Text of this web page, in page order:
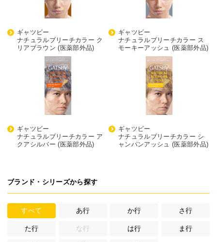
ギャツビー
ナチュラルブリーチカラー ク
リアブラウン (医薬部外品)
ギャツビー
ナチュラルブリーチカラー ス
モーキーアッシュ (医薬部外品)
ギャツビー
ナチュラルブリーチカラー ア
クアシルバー (医薬部外品)
ギャツビー
ナチュラルブリーチカラー シ
ャンパンアッシュ (医薬部外品)
ブランド・シリーズから探す
すべて あ行 か行 さ行
た行 な行 は行 ま行